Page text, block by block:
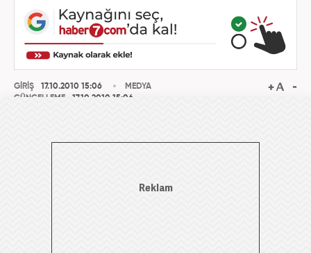
GİRİŞ
17.10.2010 15:06
GÜNCELLEME
17.10.2010 15:06
MEDYA